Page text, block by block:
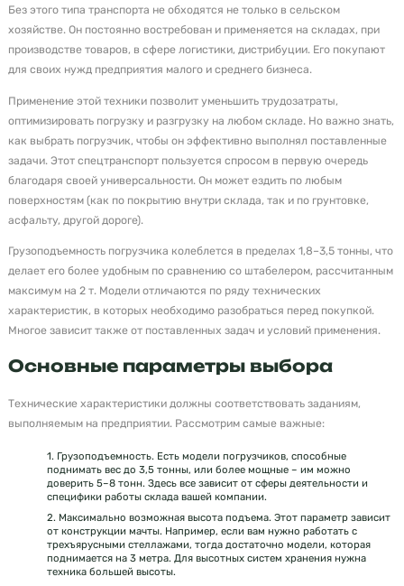
Без этого типа транспорта не обходятся не только в сельском
хозяйстве. Он постоянно востребован и применяется на складах, при
производстве товаров, в сфере логистики, дистрибуции. Его покупают
для своих нужд предприятия малого и среднего бизнеса.
Применение этой техники позволит уменьшить трудозатраты,
оптимизировать погрузку и разгрузку на любом складе. Но важно знать,
как выбрать погрузчик, чтобы он эффективно выполнял поставленные
задачи. Этот спецтранспорт пользуется спросом в первую очередь
благодаря своей универсальности. Он может ездить по любым
поверхностям (как по покрытию внутри склада, так и по грунтовке,
асфальту, другой дороге).
Грузоподъемность погрузчика колеблется в пределах 1,8–3,5 тонны, что
делает его более удобным по сравнению со штабелером, рассчитанным
максимум на 2 т. Модели отличаются по ряду технических
характеристик, в которых необходимо разобраться перед покупкой.
Многое зависит также от поставленных задач и условий применения.
Основные параметры выбора
Технические характеристики должны соответствовать заданиям,
выполняемым на предприятии. Рассмотрим самые важные:
1. Грузоподъемность. Есть модели погрузчиков, способные
поднимать вес до 3,5 тонны, или более мощные – им можно
доверить 5–8 тонн. Здесь все зависит от сферы деятельности и
специфики работы склада вашей компании.
2. Максимально возможная высота подъема. Этот параметр зависит
от конструкции мачты. Например, если вам нужно работать с
трехъярусными стеллажами, тогда достаточно модели, которая
поднимается на 3 метра. Для высотных систем хранения нужна
техника большей высоты.